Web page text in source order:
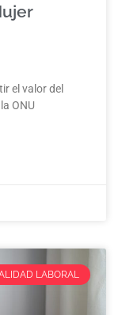
el valor del
ONU
LABORAL